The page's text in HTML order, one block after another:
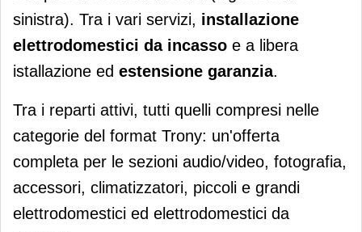
sinistra). Tra i vari servizi, installazione
elettrodomestici da incasso e a libera
istallazione ed estensione garanzia.
Tra i reparti attivi, tutti quelli compresi nelle
categorie del format Trony: un'offerta
completa per le sezioni audio/video, fotografia,
accessori, climatizzatori, piccoli e grandi
elettrodomestici ed elettrodomestici da